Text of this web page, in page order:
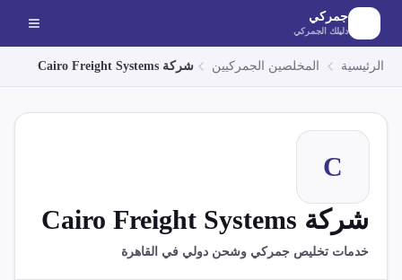
الانتقال إلى المحتوى الرئيسي
جمركي
دليلك الجمركي
الرئيسية المخلصين الجمركيين شركة Cairo Freight Systems
C
شركة Cairo Freight Systems
خدمات تخليص جمركي وشحن دولي في القاهرة